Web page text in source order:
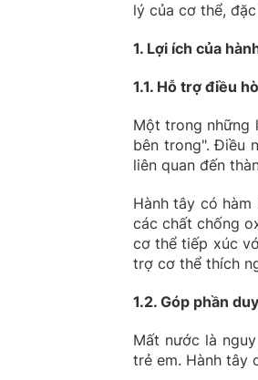
lý của cơ thể,
1. Lợi ích của
1.1. Hỗ trợ điều
Một trong những
bên trong". Điều
liên quan đến
Hành tây có
các chất chống
cơ thể tiếp xúc
trợ cơ thể thích
1.2. Góp phần
Mất nước là
trẻ em. Hành tây